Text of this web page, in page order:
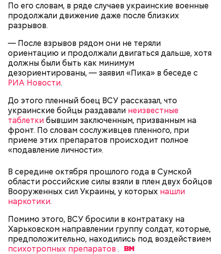
По его словам, в ряде случаев украинские военные
продолжали движение даже после близких
разрывов.
— После взрывов рядом они не теряли
ориентацию и продолжали двигаться дальше, хотя
должны были быть как минимум
дезориентированы, — заявил «Пика» в беседе с
РИА Новости.
До этого пленный боец ВСУ рассказал, что
украинские бойцы раздавали неизвестные
таблеткибывшим заключенным, призванным на
фронт. По словам сослуживцев пленного, при
приеме этих препаратов происходит полное
«подавление личности».
В середине октября прошлого года в Сумской
области российские силы взяли в плен двух бойцов
Вооруженных сил Украины, у которых нашли
наркотики.
Помимо этого, ВСУ бросили в контратаку на
Харьковском направлении группу солдат, которые,
предположительно, находились под воздействием
психотропных препаратов .
без пары видятся со своими друзьями, устраивают
вечеринки, играют в видеоигры и проводят время,
наслаждаясь свободой и независимостью, пока
это возможно, ведь может быть и так, что через год
День малины со сливками
Ингредиенты:
кабачок;
брынза;
растительное масло;
помидоры черри либо грунтовые.
беременным, кормящим женщинам;
людям с ослабленной иммунной системой;
пожилым;
детям.